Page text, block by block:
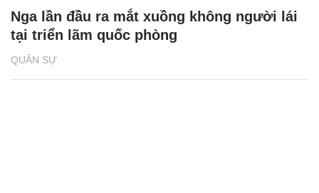
QUÂN SỰ
Nga lần đầu ra mắt xuồng không người lái
tại triển lãm quốc phòng